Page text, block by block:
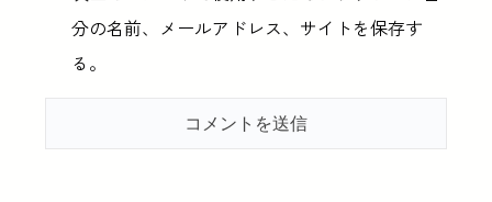
分の名前、メールアドレス、サイトを保存す
る。